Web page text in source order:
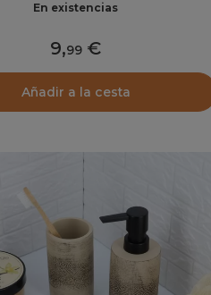
En existencias
9,99
Añadir a la cesta